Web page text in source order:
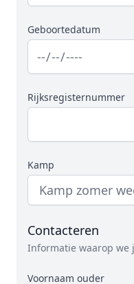
Geboortedatum
Rijksregisternummer
Kamp
Contacteren
Informatie waarop we
Voornaam ouder